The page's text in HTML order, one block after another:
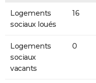
Logements
sociaux loués
16
Logements
sociaux
vacants
0